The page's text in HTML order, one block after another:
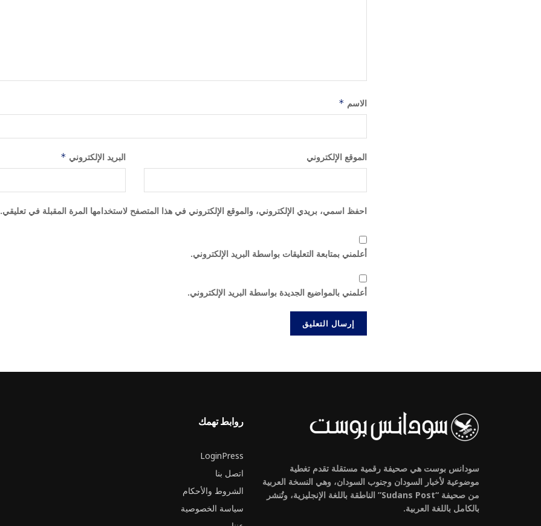
الاسم *
البريد الإلكتروني * الموقع الإلكتروني
احفظ اسمي، بريدي الإلكتروني، والموقع الإلكتروني في هذا المتصفح لاستخدامها المرة المقبلة في تعليقي.
أعلمني بمتابعة التعليقات بواسطة البريد الإلكتروني.
أعلمني بالمواضيع الجديدة بواسطة البريد الإلكتروني.
سودانس بوست هي صحيفة رقمية مستقلة تقدم تغطية
موضوعية لأخبار السودان وجنوب السودان، وهي النسخة العربية
من صحيفة “Sudans Post” الناطقة باللغة الإنجليزية، وتُنشر
بالكامل باللغة العربية.
روابط تهمك
LoginPress
اتصل بنا
الشروط والأحكام
سياسة الخصوصية